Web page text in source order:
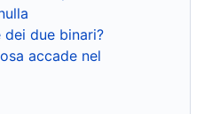
dei due binari?
accade nel